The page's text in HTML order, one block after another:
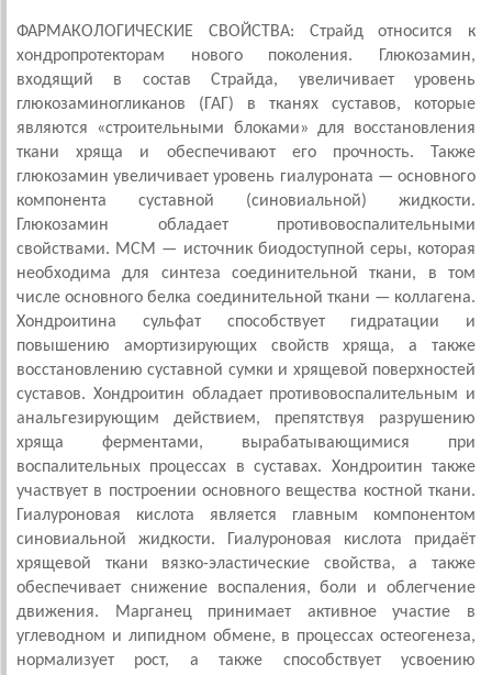
ФАРМАКОЛОГИЧЕСКИЕ СВОЙСТВА: Страйд относится к
хондропротекторам нового поколения. Глюкозамин,
входящий в состав Страйда, увеличивает уровень
глюкозаминогликанов (ГАГ) в тканях суставов, которые
являются «строительными блоками» для восстановления
ткани хряща и обеспечивают его прочность. Также
глюкозамин увеличивает уровень гиалуроната — основного
компонента суставной (синовиальной) жидкости.
Глюкозамин обладает противовоспалительными
свойствами. МСМ — источник биодоступной серы, которая
необходима для синтеза соединительной ткани, в том
числе основного белка соединительной ткани — коллагена.
Хондроитина сульфат способствует гидратации и
повышению амортизирующих свойств хряща, а также
восстановлению суставной сумки и хрящевой поверхностей
суставов. Хондроитин обладает противовоспалительным и
анальгезирующим действием, препятствуя разрушению
хряща ферментами, вырабатывающимися при
воспалительных процессах в суставах. Хондроитин также
участвует в построении основного вещества костной ткани.
Гиалуроновая кислота является главным компонентом
синовиальной жидкости. Гиалуроновая кислота придаёт
хрящевой ткани вязко-эластические свойства, а также
обеспечивает снижение воспаления, боли и облегчение
движения. Марганец принимает активное участие в
углеводном и липидном обмене, в процессах остеогенеза,
нормализует рост, а также способствует усвоению